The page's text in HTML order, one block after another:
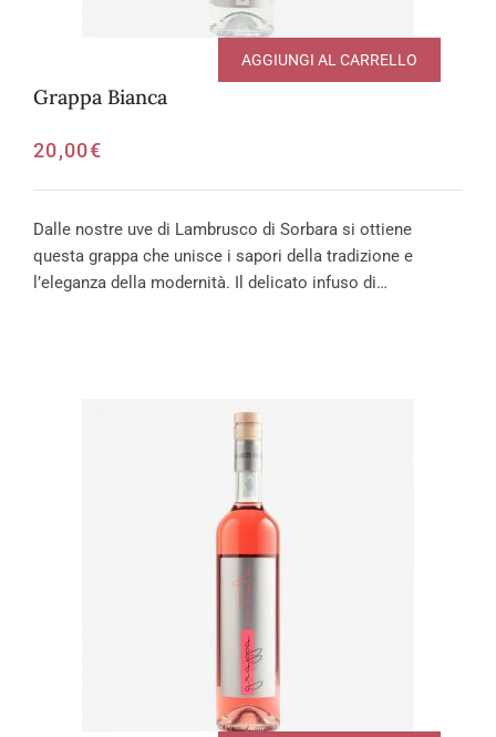
Grappa Bianca
20,00€
AGGIUNGI AL CARRELLO
Dalle nostre uve di Lambrusco di Sorbara si ottiene
questa grappa che unisce i sapori della tradizione e
l’eleganza della modernità. Il delicato infuso di…